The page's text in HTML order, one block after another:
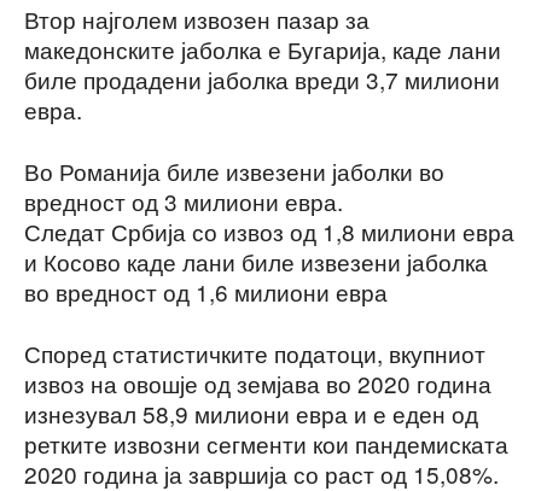
Втор најголем извозен пазар за
македонските јаболка е Бугарија, каде лани
биле продадени јаболка вреди 3,7 милиони
евра.
Во Романија биле извезени јаболки во
вредност од 3 милиони евра.
Следат Србија со извоз од 1,8 милиони евра
и Косово каде лани биле извезени јаболка
во вредност од 1,6 милиони евра
Според статистичките податоци, вкупниот
извоз на овошје од земјава во 2020 година
изнезувал 58,9 милиони евра и е еден од
ретките извозни сегменти кои пандемиската
2020 година ја завршија со раст од 15,08%.